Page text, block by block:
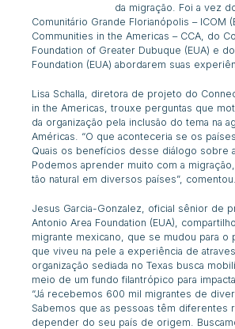
da migração. Foi a vez
Comunitário Grande Florianópolis – ICOM
Communities in the Americas – CCA, do
Foundation of Greater Dubuque (EUA) e do
Foundation (EUA) abordarem suas
Lisa Schalla, diretora de projeto do
in the Americas, trouxe perguntas que
da organização pela inclusão do tema na
Américas. “O que aconteceria se os
Quais os benefícios desse diálogo sobre
Podemos aprender muito com a
tão natural em diversos países”, comentou.
Jesus Garcia-Gonzalez, oficial sênior de
Antonio Area Foundation (EUA),
migrante mexicano, que se mudou para o
que viveu na pele a experiência de
organização sediada no Texas busca
meio de um fundo filantrópico para
“Já recebemos 600 mil migrantes de
Sabemos que as pessoas têm diferentes
depender do seu país de origem.